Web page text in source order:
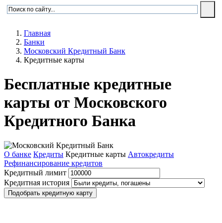
Главная
Банки
Московский Кредитный Банк
Кредитные карты
Бесплатные кредитные
карты от Московского
Кредитного Банка
О банке Кредиты Кредитные карты Автокредиты
Рефинансирование кредитов
Кредитный лимит
Кредитная история
Подобрать кредитную карту